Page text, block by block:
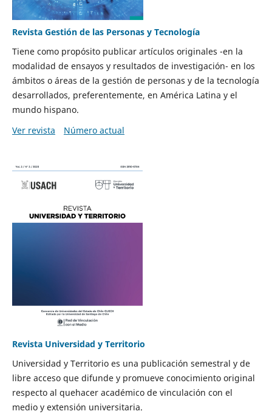
Revista Gestión de las Personas y Tecnología
Tiene como propósito publicar artículos originales -en la
modalidad de ensayos y resultados de investigación- en los
ámbitos o áreas de la gestión de personas y de la tecnología
desarrollados, preferentemente, en América Latina y el
mundo hispano.
Ver revista
Número actual
Revista Universidad y Territorio
Universidad y Territorio es una publicación semestral y de
libre acceso que difunde y promueve conocimiento original
respecto al quehacer académico de vinculación con el
medio y extensión universitaria.